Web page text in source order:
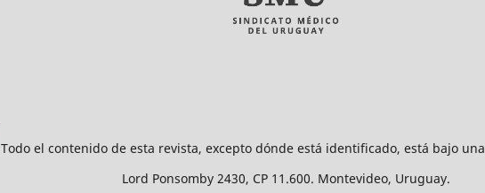
Todo el contenido de esta revista, excepto dónde está identificado, está bajo una
Lord Ponsomby 2430, CP 11.600. Montevideo, Uruguay.